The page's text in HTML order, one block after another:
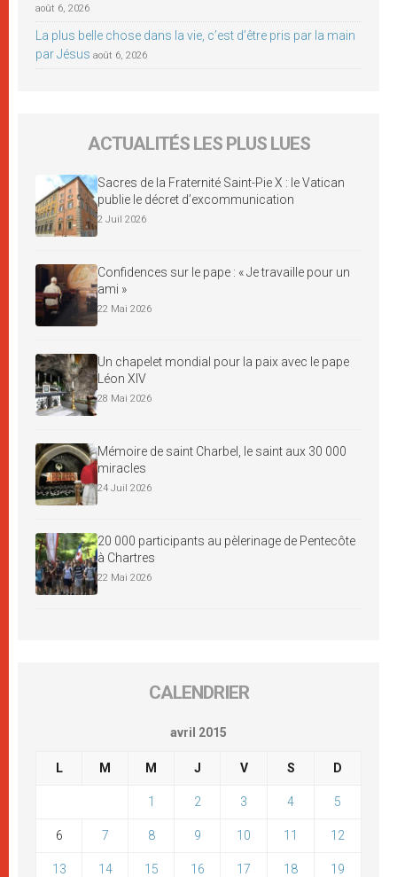
août 6, 2026
La plus belle chose dans la vie, c’est d’être pris par la main
par Jésus août 6, 2026
ACTUALITÉS LES PLUS LUES
Sacres de la Fraternité Saint-Pie X : le Vatican
publie le décret d’excommunication
2 Juil 2026
Confidences sur le pape : « Je travaille pour un
ami »
22 Mai 2026
Un chapelet mondial pour la paix avec le pape
Léon XIV
28 Mai 2026
Mémoire de saint Charbel, le saint aux 30 000
miracles
24 Juil 2026
20 000 participants au pèlerinage de Pentecôte
à Chartres
22 Mai 2026
CALENDRIER
avril 2015
L M M J V S D
1 2 3 4 5
6 7 8 9 10 11 12
13 14 15 16 17 18 19